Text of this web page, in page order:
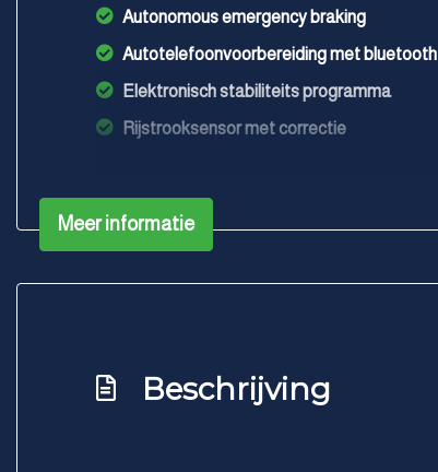
Autonomous emergency braking
Autotelefoonvoorbereiding met bluetooth
Elektronisch stabiliteits programma
Rijstrooksensor met correctie
Meer informatie
Beschrijving